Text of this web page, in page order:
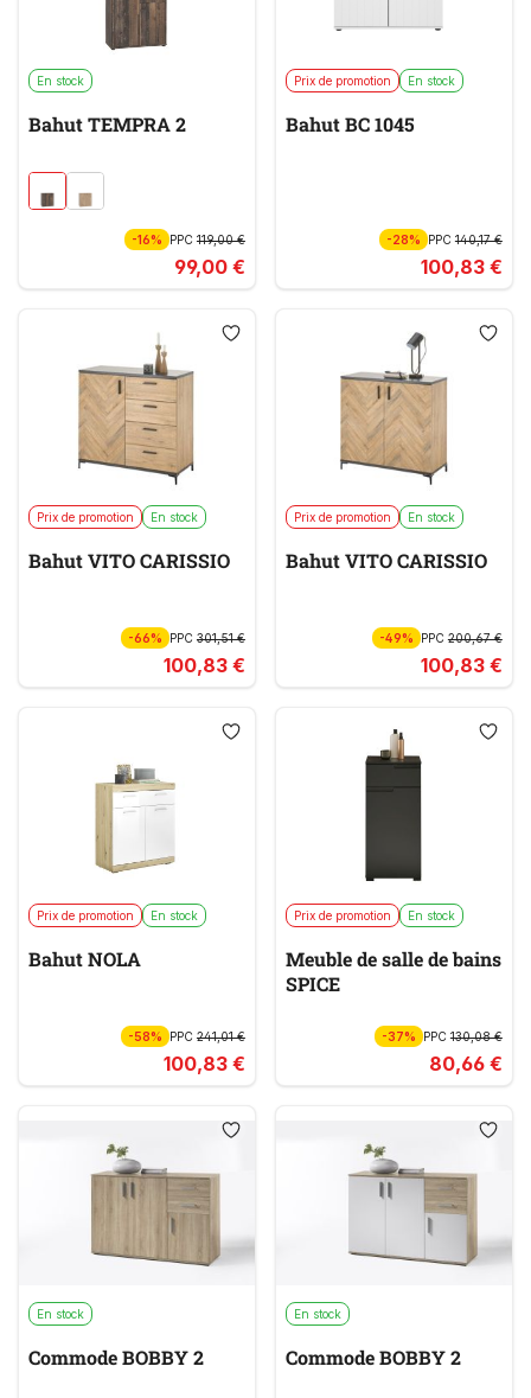
En stock
Bahut TEMPRA 2
-16% PPC 119,00 €
99,00 €
Prix de promotion En stock
Bahut BC 1045
-28% PPC140,17 €
100,83 €
Prix de promotion En stock
Bahut VITO CARISSIO
-66% PPC 301,51 €
100,83 €
Prix de promotion En stock
Bahut VITO CARISSIO
-49% PPC200,67 €
100,83 €
Prix de promotion En stock
Bahut NOLA
-58% PPC 241,01 €
100,83 €
Prix de promotion En stock
Meuble de salle de bains
SPICE
-37% PPC130,08 €
80,66 €
En stock
Commode BOBBY 2
En stock
Commode BOBBY 2